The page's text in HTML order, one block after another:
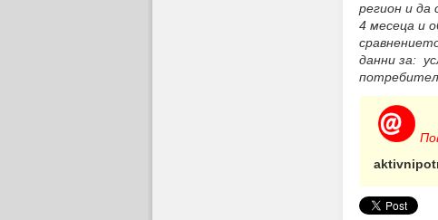
регион и да
4 месеца и
данни за: